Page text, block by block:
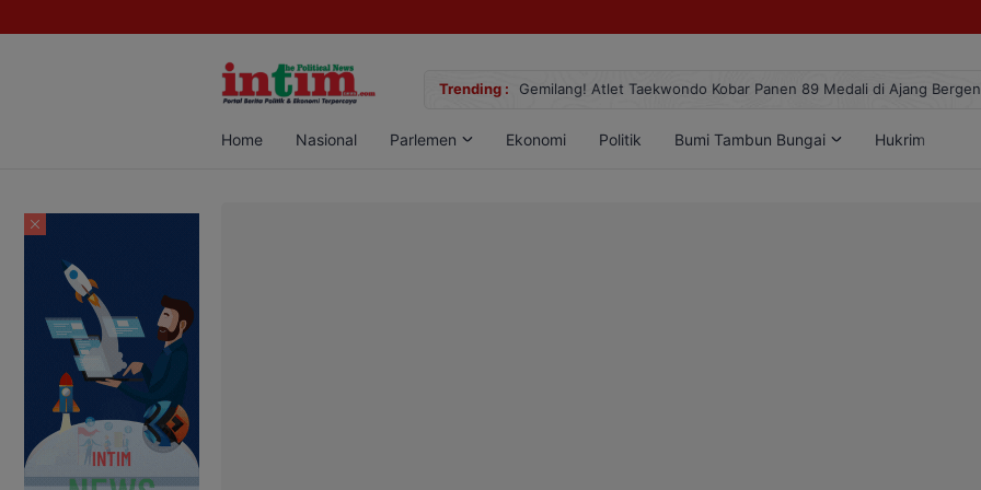
Trending :
Sabu di Pangkalan Bun, Dua Pelaku Diamankan Gemilang! Atlet Taekwondo Kobar Panen 89 Medali di Ajang
Home Nasional Parlemen Ekonomi Politik Bumi Tambun Bungai Hukrim